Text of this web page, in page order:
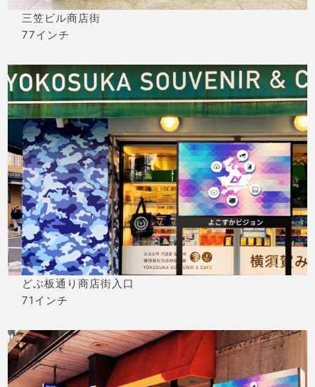
三笠ビル商店街
77インチ
どぶ板通り商店街入口
71インチ